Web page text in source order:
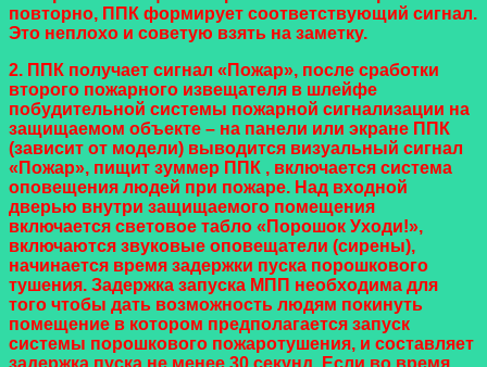
повторно, ППК формирует соответствующий сигнал.
Это неплохо и советую взять на заметку.
2. ППК получает сигнал «Пожар», после сработки
второго пожарного извещателя в шлейфе
побудительной системы пожарной сигнализации на
защищаемом объекте – на панели или экране ППК
(зависит от модели) выводится визуальный сигнал
«Пожар», пищит зуммер ППК , включается система
оповещения людей при пожаре. Над входной
дверью внутри защищаемого помещения
включается световое табло «Порошок Уходи!»,
включаются звуковые оповещатели (сирены),
начинается время задержки пуска порошкового
тушения. Задержка запуска МПП необходима для
того чтобы дать возможность людям покинуть
помещение в котором предполагается запуск
системы порошкового пожаротушения, и составляет